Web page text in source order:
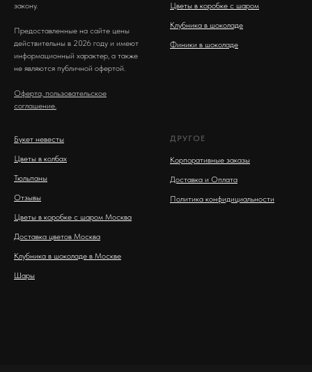
закону.
Предоставленные на сайте цены
действительны в 2026 году и имеют
информационный характер, а также
не являются публичной офертой.
Оферта, пользовательское
соглашение.
Цветы в коробке с шаром
Клубника в шоколаде
Финики в шоколаде
Букет невесты
Цветы в колбах
Тюльпаны
Отзывы
Цветы в коробке с шаром Москва
Доставка цветов Москва
Клубника в шоколаде в Москве
Шары
ДРУГОЕ
Корпоративные заказы
Доставка и Оплата
Политика конфидициальности